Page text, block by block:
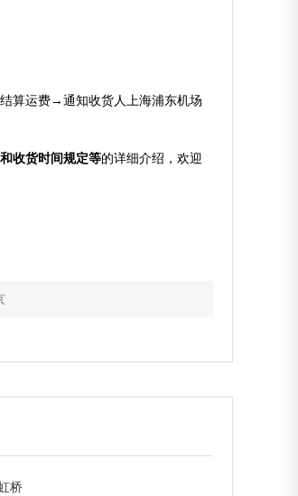
运费→通知收货人上海浦东机场
收货时间规定等的详细介绍，欢迎
桥